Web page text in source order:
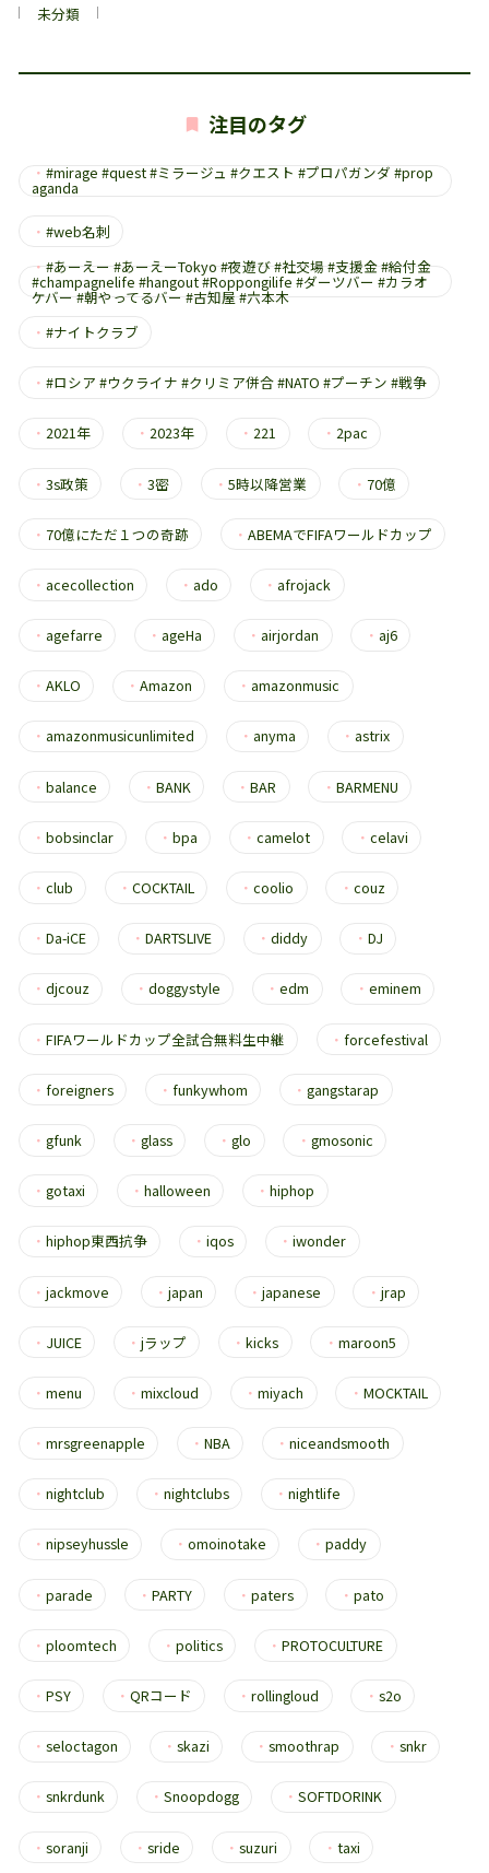
未分類
注目のタグ
・ #mirage #quest #ミラージュ #クエスト #プロパガンダ #prop
aganda
・ #web名刺
・ #あーえー #あーえーTokyo #夜遊び #社交場 #支援金 #給付金
#champagnelife #hangout #Roppongilife #ダーツバー #カラオ
ケバー #朝やってるバー #古知屋 #六本木
・ #ナイトクラブ
・ #ロシア #ウクライナ #クリミア併合 #NATO #プーチン #戦争
・ 2021年 ・2023年 ・221 ・ 2pac
・ 3s政策 ・3密 ・5時以降営業 ・ 70億
・ 70億にただ１つの奇跡 ・ABEMAでFIFAワールドカップ
・ acecollection ・ ado ・ afrojack
・ agefarre ・ ageHa ・ airjordan ・ aj6
・ AKLO ・Amazon ・ amazonmusic
・ amazonmusicunlimited ・ anyma ・ astrix
・ balance ・BANK ・BAR ・ BARMENU
・ bobsinclar ・bpa ・camelot ・ celavi
・ club ・COCKTAIL ・coolio ・ couz
・ Da-iCE ・DARTSLIVE ・diddy ・ DJ
・ djcouz ・doggystyle ・edm ・ eminem
・ FIFAワールドカップ全試合無料生中継 ・ forcefestival
・ foreigners ・ funkywhom ・gangstarap
・ gfunk ・glass ・glo ・ gmosonic
・ gotaxi ・halloween ・hiphop
・ hiphop東西抗争 ・iqos ・iwonder
・ jackmove ・japan ・japanese ・ jrap
・ JUICE ・jラップ ・kicks ・ maroon5
・ menu ・mixcloud ・miyach ・ MOCKTAIL
・ mrsgreenapple ・NBA ・niceandsmooth
・ nightclub ・nightclubs ・nightlife
・ nipseyhussle ・omoinotake ・paddy
・ parade ・PARTY ・paters ・ pato
・ ploomtech ・politics ・PROTOCULTURE
・ PSY ・QRコード ・rollingloud ・ s2o
・ seloctagon ・skazi ・smoothrap ・ snkr
・ snkrdunk ・Snoopdogg ・SOFTDORINK
・ soranji ・sride ・suzuri ・ taxi